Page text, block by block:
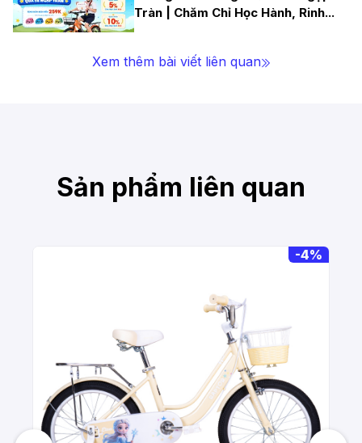
Tràn | Chăm Chỉ Học Hành, Rinh...
Xem thêm bài viết liên quan
Sản phẩm liên quan
-4%